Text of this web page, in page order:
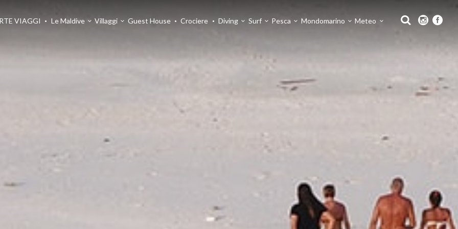
VIAGGI Le Maldive Villaggi Guest House Crociere Diving Surf Pesca Mondomarino Meteo